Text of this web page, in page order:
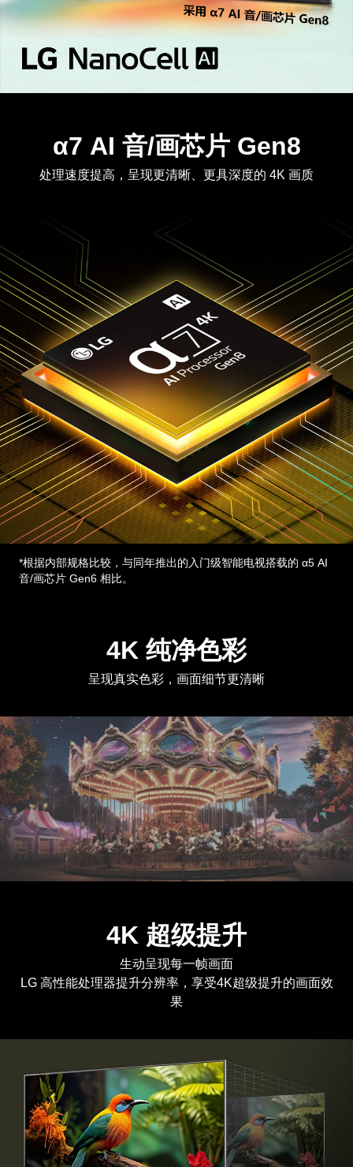
α7 AI 音/画芯片 Gen8
处理速度提高，呈现更清晰、更具深度的 4K 画质
*根据内部规格比较，与同年推出的入门级智能电视搭载的 α5 AI
音/画芯片 Gen6 相比。
4K 纯净色彩
呈现真实色彩，画面细节更清晰
4K 超级提升
生动呈现每一帧画面
LG 高性能处理器提升分辨率，享受4K超级提升的画面效
果